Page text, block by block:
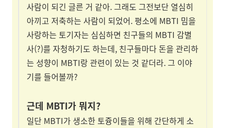
사람이 되긴 글른 거 같아. 그래도 그전보단 열심히
아끼고 저축하는 사람이 되었어. 평소에 MBTI 밈을
사랑하는 토기자는 심심하면 친구들의 MBTI 감별
사(?)를 자청하기도 하는데, 친구들마다 돈을 관리하
는 성향이 MBTI랑 관련이 있는 것 같더라. 그 이야
기를 들어볼까?
근데 MBTI가 뭐지?
일단 MBTI가 생소한 토즁이들을 위해 간단하게 소